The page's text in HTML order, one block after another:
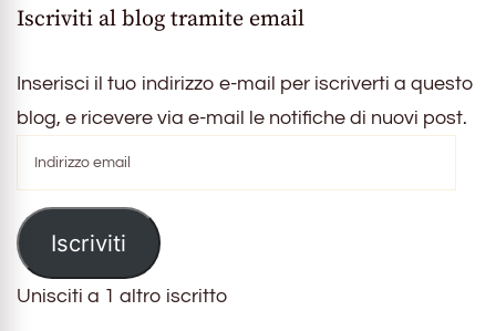
Iscriviti al blog tramite email
Inserisci il tuo indirizzo e-mail per iscriverti a questo
blog, e ricevere via e-mail le notifiche di nuovi post.
email
Iscriviti
Unisciti a 1 altro iscritto